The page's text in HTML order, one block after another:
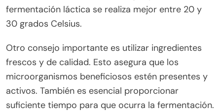
fermentación láctica se realiza mejor entre 20 y
30 grados Celsius.
Otro consejo importante es utilizar ingredientes
frescos y de calidad. Esto asegura que los
microorganismos beneficiosos estén presentes y
activos. También es esencial proporcionar
suficiente tiempo para que ocurra la fermentación.